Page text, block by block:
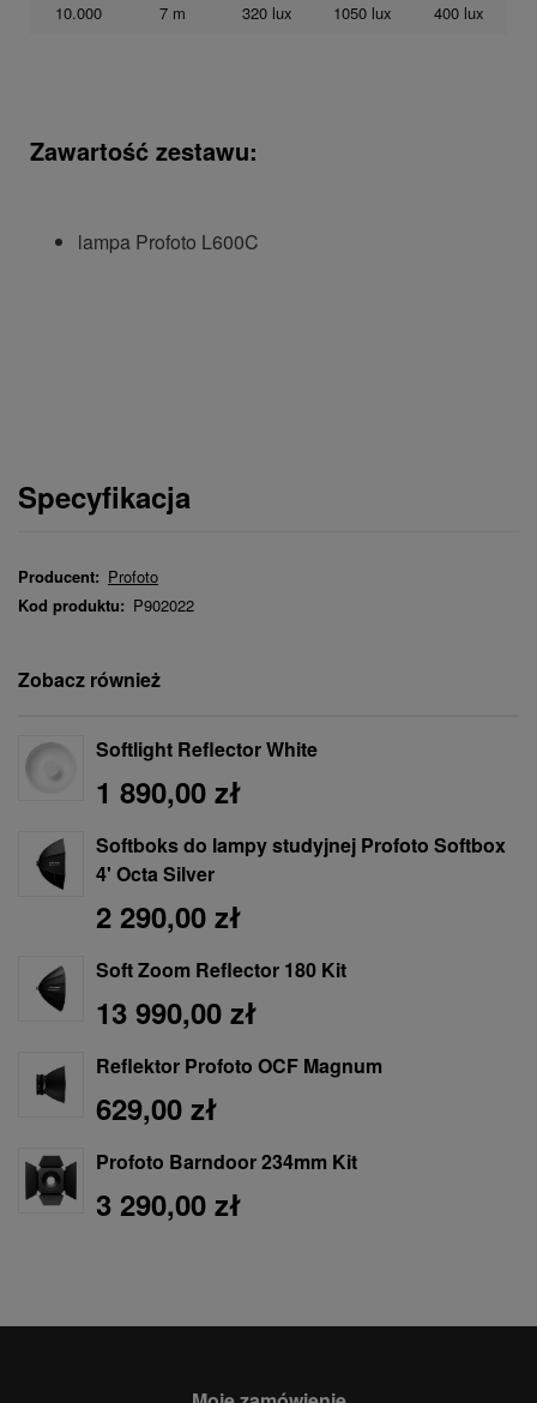
10.000
7 m 320 lux 1050 lux 400 lux
Zawartość zestawu:
lampa Profoto L600C
Specyfikacja
Producent: Profoto
Kod produktu: P902022
Zobacz również
Softlight Reflector White
1 890,00 zł
Softboks do lampy studyjnej Profoto Softbox
4' Octa Silver
2 290,00 zł
Soft Zoom Reflector 180 Kit
13 990,00 zł
Reflektor Profoto OCF Magnum
629,00 zł
Profoto Barndoor 234mm Kit
3 290,00 zł